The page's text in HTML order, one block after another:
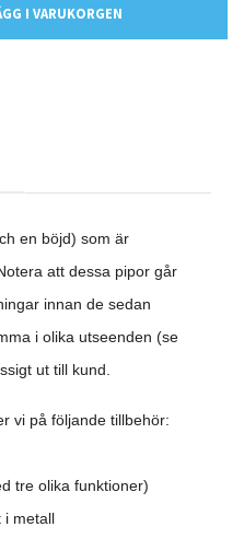
I VARUKORGEN
en böjd) som är
att dessa pipor går
innan de sedan
i olika utseenden (se
ut till kund.
vi på följande tillbehör:
tre olika funktioner)
i metall